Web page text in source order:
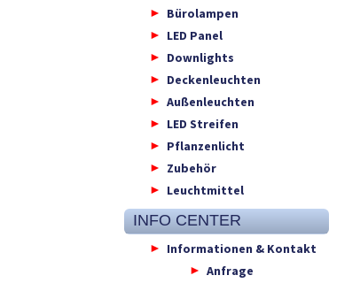
Bürolampen
LED Panel
Downlights
Deckenleuchten
Außenleuchten
LED Streifen
Pflanzenlicht
Zubehör
Leuchtmittel
INFO CENTER
Informationen & Kontakt
Anfrage